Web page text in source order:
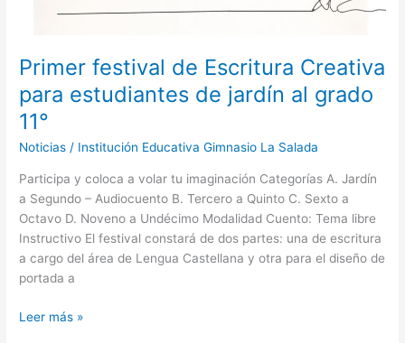
Primer festival de Escritura Creativa
para estudiantes de jardín al grado
11°
Noticias / Institución Educativa Gimnasio La Salada
Participa y coloca a volar tu imaginación Categorías A. Jardín
a Segundo – Audiocuento B. Tercero a Quinto C. Sexto a
Octavo D. Noveno a Undécimo Modalidad Cuento: Tema libre
Instructivo El festival constará de dos partes: una de escritura
a cargo del área de Lengua Castellana y otra para el diseño de
portada a
11°
Leer más »